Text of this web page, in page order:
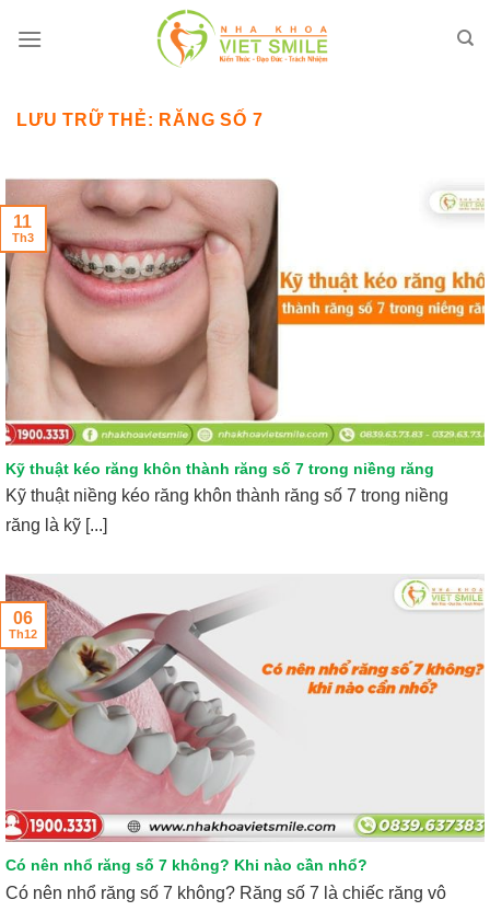
qua
LƯU TRỮ THẺ: RĂNG SỐ 7
Kỹ thuật kéo răng khôn thành răng số 7 trong niềng răng
Kỹ thuật niềng kéo răng khôn thành răng số 7 trong niềng
răng là kỹ [...]
11
Th3
Có nên nhổ răng số 7 không? Khi nào cần nhổ?
Có nên nhổ răng số 7 không? Răng số 7 là chiếc răng vô
06
Th12